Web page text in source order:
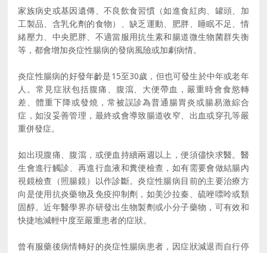
家族病史或基因遺傳、不良飲食習慣（如進食紅肉、罐頭、加
工製品、含乳化劑的食物）、缺乏運動、肥胖、睡眠不足、情
緒壓力、中央肥胖、不適當服用抗生素和腸道微生物菌群失衡
等，都會增加炎症性腸病的發病風險或加劇病情。
炎症性腸病的好發年齡是15至30歲，但也可發生於中年或老年
人。常見症狀包括腹痛、腹瀉、大便帶血，嚴重時會食慾轉
差、體重下降或發燒，常被誤診為普通腸胃炎或腸易激綜合
症，如沒妥善管理，最終或會導致腸道收窄、出血或穿孔等嚴
重併發症。
如出現腹痛、腹瀉，或便血持續兩週以上，便須儘快求醫。醫
生會進行觸診、再進行血液和糞便檢查，如有需要會做結腸內
視鏡檢查（照腸鏡）以作診斷。炎症性腸病目前的主要治療方
向是使用抗炎藥物及免疫抑制劑，如美沙拉秦、硫唑嘌呤或類
固醇。近年醫學界亦研發出生物製劑或小分子藥物，可有效和
快捷地減輕中度至嚴重患者的症狀。
曾有服藥後病情轉好的炎症性腸病患者，因症狀減退而自行停